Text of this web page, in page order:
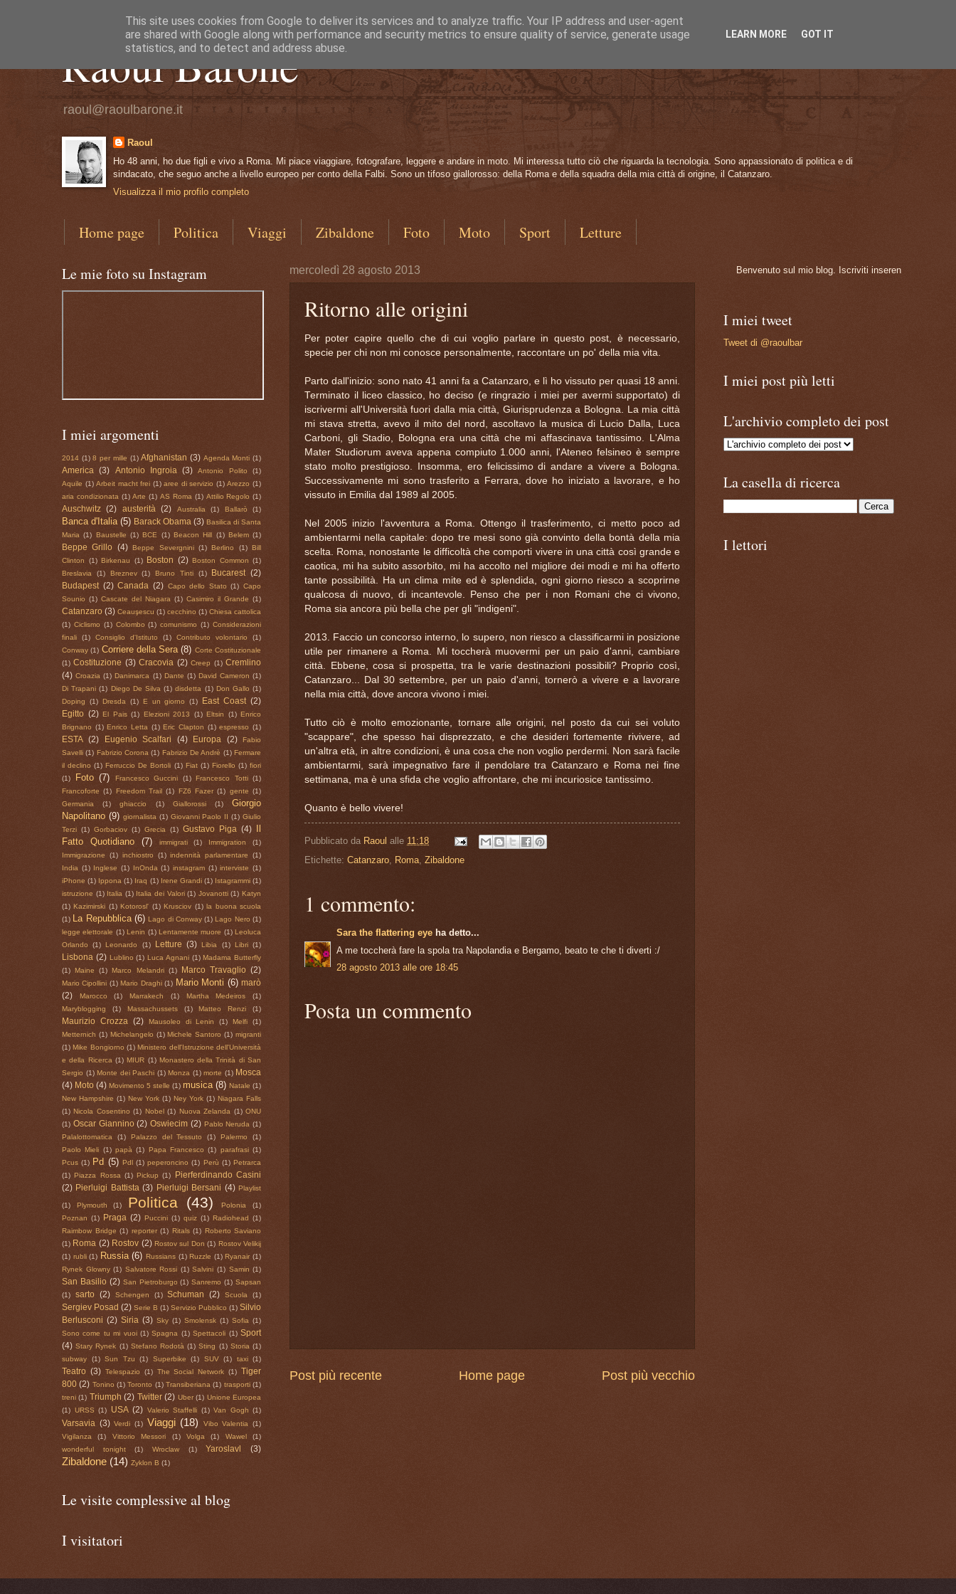
Raoul Barone
raoul@raoulbarone.it
Raoul
Ho 48 anni, ho due figli e vivo a Roma. Mi piace viaggiare, fotografare, leggere e andare in moto. Mi interessa tutto ciò che riguarda la tecnologia. Sono appassionato di politica e di
sindacato, che seguo anche a livello europeo per conto della Falbi. Sono un tifoso giallorosso: della Roma e della squadra della mia città di origine, il Catanzaro.
Visualizza il mio profilo completo
Home page Politica Viaggi Zibaldone Foto Moto Sport Letture
mercoledì 28 agosto 2013
Ritorno alle origini
Per poter capire quello che di cui voglio parlare in questo post, è necessario,
specie per chi non mi conosce personalmente, raccontare un po' della mia vita.
Parto dall'inizio: sono nato 41 anni fa a Catanzaro, e lì ho vissuto per quasi 18 anni.
Terminato il liceo classico, ho deciso (e ringrazio i miei per avermi supportato) di
iscrivermi all'Università fuori dalla mia città, Giurisprudenza a Bologna. La mia città
mi stava stretta, avevo il mito del nord, ascoltavo la musica di Lucio Dalla, Luca
Carboni, gli Stadio, Bologna era una città che mi affascinava tantissimo. L'Alma
Mater Studiorum aveva appena compiuto 1.000 anni, l'Ateneo felsineo è sempre
stato molto prestigioso. Insomma, ero felicissimo di andare a vivere a Bologna.
Successivamente mi sono trasferito a Ferrara, dove ho iniziato a lavorare, e ho
vissuto in Emilia dal 1989 al 2005.
Nel 2005 inizio l'avventura a Roma. Ottengo il trasferimento, ci metto poco ad
ambientarmi nella capitale: dopo tre mesi sono già convinto della bontà della mia
scelta. Roma, nonostante le difficoltà che comporti vivere in una città così grande e
caotica, mi ha subito assorbito, mi ha accolto nel migliore dei modi e mi ha offerto
tante possibilità. Ha un clima mite ed è splendida, ogni giorno riesco a scoprirne
qualcosa di nuovo, di incantevole. Penso che per i non Romani che ci vivono,
Roma sia ancora più bella che per gli "indigeni".
2013. Faccio un concorso interno, lo supero, non riesco a classificarmi in posizione
utile per rimanere a Roma. Mi toccherà muovermi per un paio d'anni, cambiare
città. Ebbene, cosa si prospetta, tra le varie destinazioni possibili? Proprio così,
Catanzaro... Dal 30 settembre, per un paio d'anni, tornerò a vivere e a lavorare
nella mia città, dove ancora vivono i miei.
Tutto ciò è molto emozionante, tornare alle origini, nel posto da cui sei voluto
"scappare", che spesso hai disprezzato, e che desideri fortemente rivivere, ad
un'altra età, in altre condizioni, è una cosa che non voglio perdermi. Non sarà facile
ambientarmi, sarà impegnativo fare il pendolare tra Catanzaro e Roma nei fine
settimana, ma è una sfida che voglio affrontare, che mi incuriosice tantissimo.
Quanto è bello vivere!
Pubblicato da Raoul alle 11:18
Etichette: Catanzaro, Roma, Zibaldone
1 commento:
Sara the flattering eye ha detto...
A me toccherà fare la spola tra Napolandia e Bergamo, beato te che ti diverti :/
28 agosto 2013 alle ore 18:45
Posta un commento
Post più recente Post più vecchio
Home page
Le mie foto su Instagram
I miei argomenti
2014 (1) 8 per mille (1) Afghanistan (3) Agenda Monti (1)
America (3) Antonio Ingroia (3) Antonio Polito
(1)
Aquile (1) Arbeit macht frei (1) aree di servizio (1) Arezzo (1)
aria condizionata (1) Arte (1) AS Roma (1) Attilio Regolo (1)
Auschwitz (2) austerità (2) Australia (1) Ballarò (1)
Banca d'Italia (5) Barack Obama (3) Basilica di Santa
Maria (1) Baustelle (1) BCE (1) Beacon Hill (1) Belem (1)
Beppe Grillo (4) Beppe Severgnini (1) Berlino (1) Bill
Clinton
(1) Birkenau (1) Boston (2) Boston Common (1)
Breslavia
(1) Breznev (1) Bruno Tinti (1) Bucarest (2)
Budapest (2) Canada (2) Capo dello Stato (1) Capo
Sounio (1) Cascate del Niagara (1) Casimiro il Grande (1)
Catanzaro (3) Ceauşescu (1) cecchino (1) Chiesa cattolica
(1) Ciclismo (1) Colombo (1) comunismo (1) Considerazioni
finali
(1) Consiglio d'Istituto (1) Contributo volontario
(1)
Conway (1) Corriere della Sera (8) Corte Costituzionale
(1) Costituzione (3) Cracovia (2) Creep (1) Cremlino
(4) Croazia (1) Danimarca (1) Dante (1) David Cameron (1)
Di Trapani (1) Diego De Silva (1) disdetta (1) Don Gallo (1)
Doping
(1) Dresda (1) E un giorno (1) East Coast (2)
Egitto (2) El Pais (1) Elezioni 2013 (1) Eltsin (1) Enrico
Brignano (1) Enrico Letta (1) Eric Clapton (1) espresso (1)
ESTA (2) Eugenio Scalfari (4) Europa (2)
Fabio
Savelli (1) Fabrizio Corona (1) Fabrizio De Andrè (1) Fermare
il declino (1) Ferruccio De Bortoli (1) Fiat (1) Fiorello (1) fiori
(1)
Foto (7) Francesco Guccini (1) Francesco Totti (1)
Francoforte (1) Freedom Trail (1) FZ6 Fazer (1) gente (1)
Germania
(1) ghiaccio (1) Giallorossi (1)
Giorgio
Napolitano (9) giornalista (1) Giovanni Paolo II (1) Giulio
Terzi (1) Gorbaciov (1) Grecia (1) Gustavo Piga (4)
Fatto Quotidiano
(7) immigrati (1) Immigration
(1)
Immigrazione
(1) inchiostro (1) indennità parlamentare
(1)
India (1) Inglese (1) InOnda (1) instagram (1) interviste (1)
iPhone (1) Ippona (1) Iraq (1) Irene Grandi (1) Istagrammi (1)
istruzione (1) Italia (1) Italia dei Valori (1) Jovanotti (1) Katyn
(1) Kazimirski (1) Kotorosl' (1) Krusciov (1) la buona scuola
(1)
La Repubblica (6) Lago di Conway (1) Lago Nero (1)
legge elettorale (1) Lenin (1) Lentamente muore (1) Leoluca
Orlando
(1) Leonardo (1) Letture (3) Libia (1) Libri (1)
Lisbona (2) Lublino (1) Luca Agnani (1) Madama Butterfly
(1) Maine (1) Marco Melandri (1) Marco Travaglio (2)
Mario Cipollini (1) Mario Draghi (1) Mario Monti (6) marò
(2)
Marocco (1) Marrakech (1) Martha Medeiros
(1)
Maryblogging
(1) Massachussets (1) Matteo Renzi (1)
Maurizio Crozza (2) Mausoleo di Lenin (1) Melfi
(1)
Metternich (1) Michelangelo (1) Michele Santoro (1) migranti
(1) Mike Bongiorno (1) Ministero dell'Istruzione dell'Università
e della Ricerca (1) MIUR (1) Monastero della Trinità di San
Sergio (1) Monte dei Paschi (1) Monza (1) morte (1) Mosca
(4) Moto (4) Movimento 5 stelle (1) musica (8) Natale (1)
New Hampshire (1) New York (1) Ney York (1) Niagara Falls
(1) Nicola Cosentino (1) Nobel (1) Nuova Zelanda (1) ONU
(1) Oscar Giannino (2) Oswiecim (2) Pablo Neruda (1)
Palalottomatica
(1) Palazzo del Tessuto (1) Palermo
(1)
Paolo Mieli (1) papà (1) Papa Francesco (1) parafrasi (1)
Pcus (1) Pd (5) Pdl (1) peperoncino (1) Perù (1) Petrarca
(1) Piazza Rossa (1) Pickup (1)
Pierferdinando Casini
(2) Pierluigi Battista (3) Pierluigi Bersani (4) Playlist
(1) Plymouth (1) Politica (43) Polonia
(1)
Poznan (1) Praga (2) Puccini (1) quiz (1) Radiohead (1)
Raimbow Bridge (1) reporter (1) Ritals (1) Roberto Saviano
(1) Roma (2) Rostov (2) Rostov sul Don (1) Rostov Velikij
(1) rubli (1) Russia (6) Russians (1) Ruzzle (1) Ryanair (1)
Rynek Glowny (1) Salvatore Rossi (1) Salvini (1) Samin (1)
San Basilio (2) San Pietroburgo (1) Sanremo (1) Sapsan
(1)
sarto (2) Schengen (1) Schuman (2) Scuola (1)
Sergiev Posad (2) Serie B (1) Servizio Pubblico (1) Silvio
Berlusconi (2) Siria (3) Sky (1) Smolensk (1) Sofia (1)
Sono come tu mi vuoi (1) Spagna (1) Spettacoli (1) Sport
(4) Stary Rynek (1) Stefano Rodotà (1) Sting (1) Storia (1)
subway
(1) Sun Tzu (1) Superbike (1) SUV (1) taxi (1)
Teatro (3) Telespazio (1) The Social Network (1) Tiger
800 (2) Tonino (1) Toronto (1) Transiberiana (1) trasporti (1)
treni (1) Triumph (2) Twitter (2) Uber (1) Unione Europea
(1) URSS (1) USA (2) Valerio Staffelli (1) Van Gogh (1)
Varsavia (3) Verdi (1) Viaggi (18) Vibo Valentia
(1)
Vigilanza
(1) Vittorio Messori (1) Volga (1) Wawel
(1)
wonderful tonight
(1) Wroclaw (1) Yaroslavl (3)
Zibaldone (14) Zyklon B (1)
Le visite complessive al blog
I visitatori
Benvenuto sul mio blog. Iscriviti inserendo il tuo indirizzo email
I miei tweet
Tweet di @raoulbar
I miei post più letti
L'archivio completo dei post
La casella di ricerca
I lettori
This site uses cookies from Google to deliver its services and to analyze traffic. Your IP address and user-agent
are shared with Google along with performance and security metrics to ensure quality of service, generate usage
statistics, and to detect and address abuse.
LEARN MORE GOT IT